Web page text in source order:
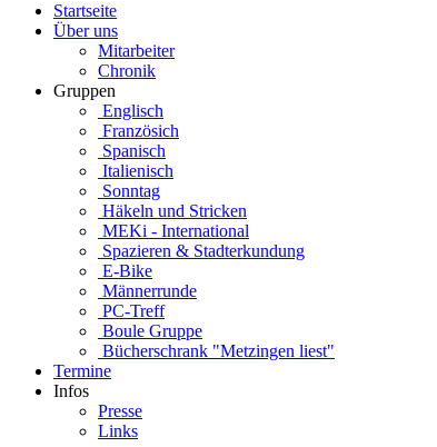
Startseite
Über uns
Mitarbeiter
Chronik
Gruppen
Englisch
Französich
Spanisch
Italienisch
Sonntag
Häkeln und Stricken
MEKi - International
Spazieren & Stadterkundung
E-Bike
Männerrunde
PC-Treff
Boule Gruppe
Bücherschrank "Metzingen liest"
Termine
Infos
Presse
Links